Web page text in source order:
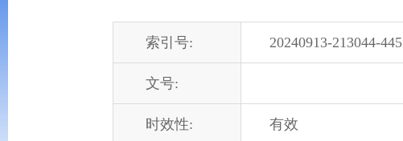
索引号: 20240913-213044-445
文号:
时效性: 有效